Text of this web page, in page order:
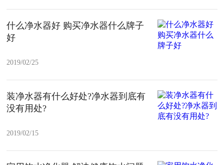
什么净水器好 购买净水器什么牌子
好
2019/02/25
装净水器有什么好处?净水器到底有
没有用处?
2019/02/15